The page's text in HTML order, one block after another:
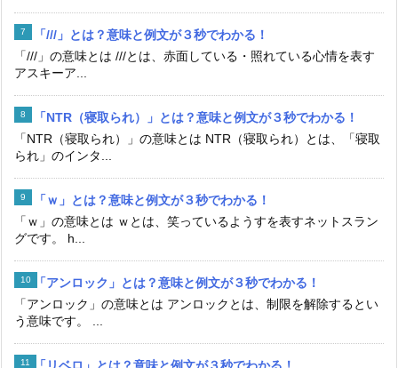
「///」とは？意味と例文が３秒でわかる！
「///」の意味とは ///とは、赤面している・照れている心情を表す
アスキーア...
「NTR（寝取られ）」とは？意味と例文が３秒でわかる！
「NTR（寝取られ）」の意味とは NTR（寝取られ）とは、「寝取
られ」のインタ...
「ｗ」とは？意味と例文が３秒でわかる！
「ｗ」の意味とは ｗとは、笑っているようすを表すネットスラン
グです。 h...
「アンロック」とは？意味と例文が３秒でわかる！
「アンロック」の意味とは アンロックとは、制限を解除するとい
う意味です。 ...